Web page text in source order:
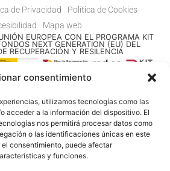
consentimiento
utilizamos tecnologías como las
acceder a la información del dispositivo. El
nos permitirá procesar datos como
o las identificaciones únicas en este
consentimiento, puede afectar
y funciones.
de Privacidad
Política de Cookies
Mapa web
EUROPEA CON EL PROGRAMA KIT
NEXT GENERATION (EU) DEL
RECUPERACIÓN Y RESILENCIA
– Todos los derechos reservados.